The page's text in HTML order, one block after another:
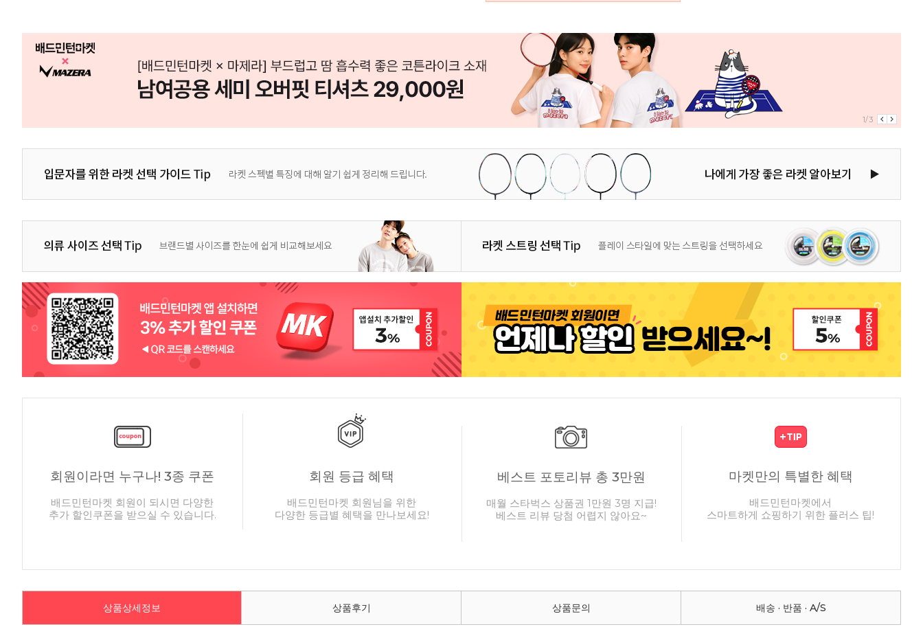
1/3
회원이라면 누구나! 3종 쿠폰
배드민턴마켓 회원이 되시면 다양한
추가 할인쿠폰을 받으실 수 있습니다.
회원 등급 혜택
배드민턴마켓 회원님을 위한
다양한 등급별 혜택을 만나보세요!
베스트 포토리뷰 총 3만원
매월 스타벅스 상품권 1만원 3명 지급!
베스트 리뷰 당첨 어렵지 않아요~
마켓만의 특별한 혜택
배드민턴마켓에서
스마트하게 쇼핑하기 위한 플러스 팁!
상품상세정보 상품후기 상품문의 배송 · 반품 · A/S